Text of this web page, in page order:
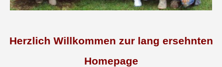
Herzlich Willkommen zur lang ersehnten
Homepage